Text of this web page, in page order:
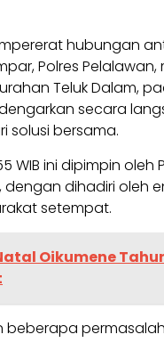
hubungan
Polres
Teluk Dalam,
secara
solusi bersama.
ini dipimpin oleh
dengan dihadiri oleh
setempat.
Oikumene
beberapa